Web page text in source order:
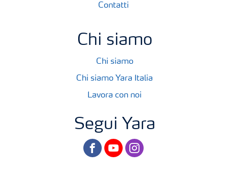
Contatti
Chi siamo
Chi siamo
Chi siamo Yara Italia
Lavora con noi
Segui Yara
facebookyoutubeinstagram